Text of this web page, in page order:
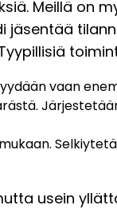
Meillä on
jäsentää
vaan
usein